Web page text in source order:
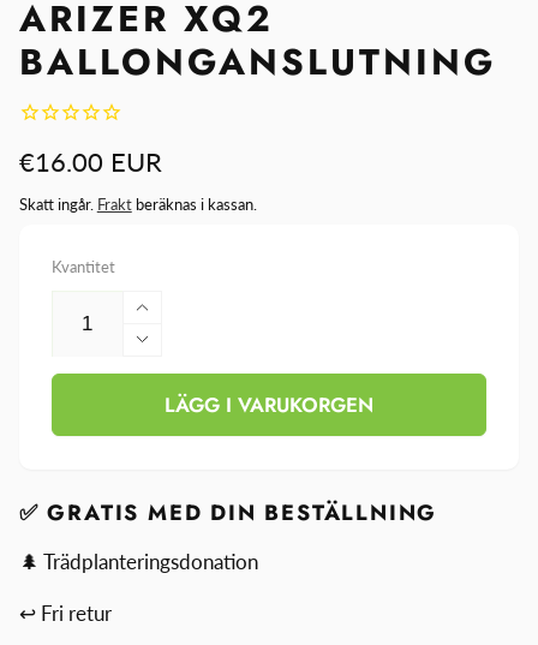
ARIZER XQ2
BALLONGANSLUTNING
Ordinarie
pris
€16.00 EUR
Skatt ingår. Fraktberäknas i kassan.
Kvantitet
Öka
kvantitet
för
Arizer
Minska
kvantitet
för
Arizer
LÄGG I VARUKORGEN
✅ GRATIS MED DIN BESTÄLLNING
🌲 Trädplanteringsdonation
↩ Fri retur